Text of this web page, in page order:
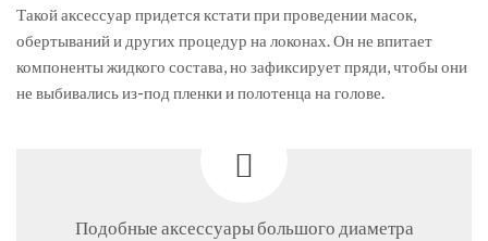
Такой аксессуар придется кстати при проведении масок,
обертываний и других процедур на локонах. Он не впитает
компоненты жидкого состава, но зафиксирует пряди, чтобы они
не выбивались из-под пленки и полотенца на голове.
Подобные аксессуары большого диаметра